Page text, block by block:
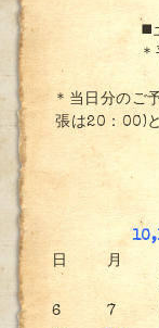
◼️
＊当日分のご
張は20：00)
日
月
6
7